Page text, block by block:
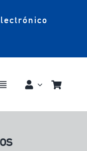
Toggle